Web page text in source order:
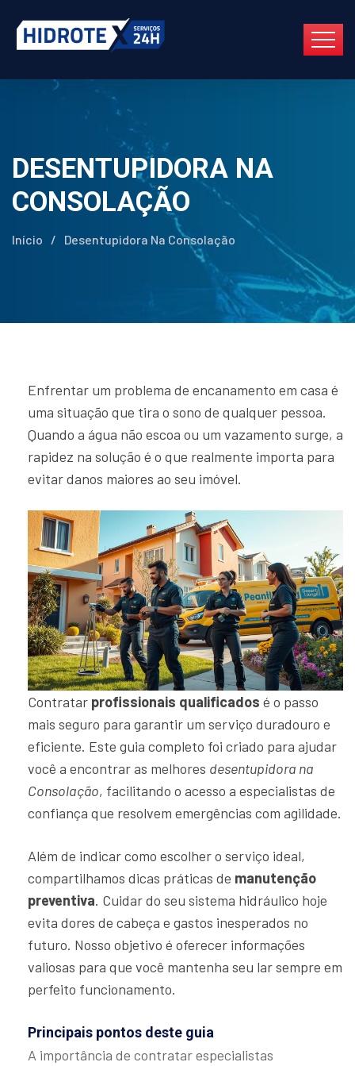
DESENTUPIDORA NA
CONSOLAÇÃO
Início / Desentupidora Na Consolação
Enfrentar um problema de encanamento em casa é
uma situação que tira o sono de qualquer pessoa.
Quando a água não escoa ou um vazamento surge, a
rapidez na solução é o que realmente importa para
evitar danos maiores ao seu imóvel.
Contratar profissionais qualificados é o passo
mais seguro para garantir um serviço duradouro e
eficiente. Este guia completo foi criado para ajudar
você a encontrar as melhores desentupidora na
Consolação, facilitando o acesso a especialistas de
confiança que resolvem emergências com agilidade.
Além de indicar como escolher o serviço ideal,
compartilhamos dicas práticas de manutenção
preventiva. Cuidar do seu sistema hidráulico hoje
evita dores de cabeça e gastos inesperados no
futuro. Nosso objetivo é oferecer informações
valiosas para que você mantenha seu lar sempre em
perfeito funcionamento.
Principais pontos deste guia
A importância de contratar especialistas